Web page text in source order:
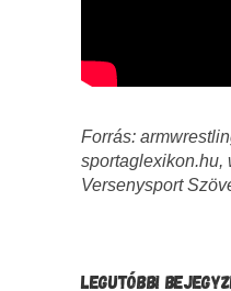
Forrás:
sportaglexikon.hu,
Versenysport
LEGUTÓBBI